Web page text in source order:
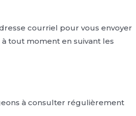
courriel pour vous envoyer
tout moment en suivant les
à consulter régulièrement